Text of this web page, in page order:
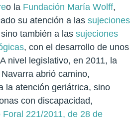
o la Fundación María Wolff,
su atención a las sujeciones
también a las sujeciones
, con el desarrollo de unos
nivel legislativo, en 2011, la
abrió camino,
la atención geriátrica, sino
con discapacidad,
Foral 221/2011, de 28 de